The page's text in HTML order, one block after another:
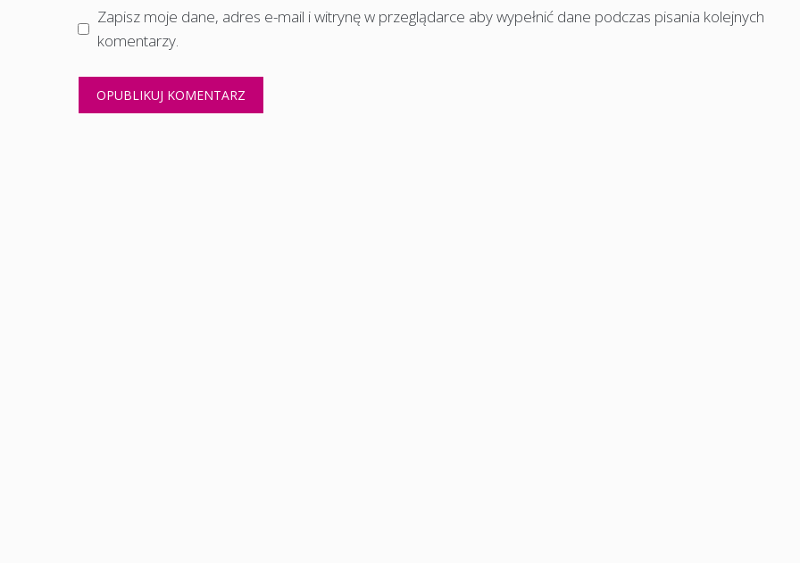
Zapisz moje dane, adres e-mail i witrynę w przeglądarce aby wypełnić dane podczas pisania kolejnych
komentarzy.